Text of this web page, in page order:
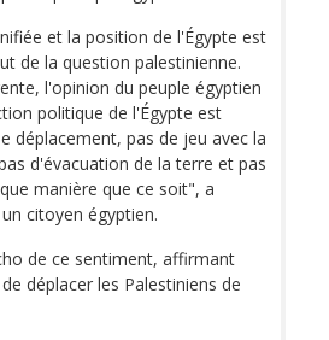
et la position de l'Égypte est
de la question palestinienne.
l'opinion du peuple égyptien
politique de l'Égypte est
déplacement, pas de jeu avec la
d'évacuation de la terre et pas
manière que ce soit", a
citoyen égyptien.
de ce sentiment, affirmant
déplacer les Palestiniens de